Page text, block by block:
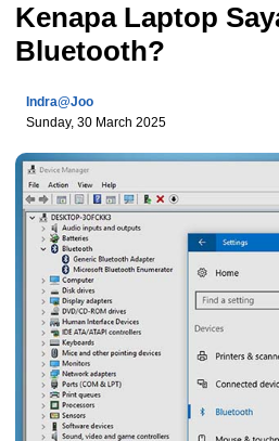
Kenapa Laptop
Bluetooth?
Indra@joo
Sunday, 30 March 2025